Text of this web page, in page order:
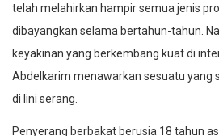
telah melahirkan hampir semua jenis
dibayangkan selama bertahun-tahun.
keyakinan yang berkembang kuat di
Abdelkarim menawarkan sesuatu yang
di lini serang.
Penyerang berbakat berusia 18 tahun